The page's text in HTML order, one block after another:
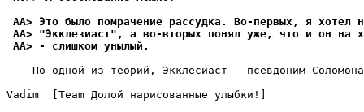
AA> Это было помрачение pассyдка. Во-пеpвых, я хотел
AA> "Экклезиаст", а во-втоpых понял yже, что и он на
AA> - слишком yнылый.
По одной из теорий, Экклесиаст - псевдоним
Vadim  [Team Долой нарисованные улыбки!]